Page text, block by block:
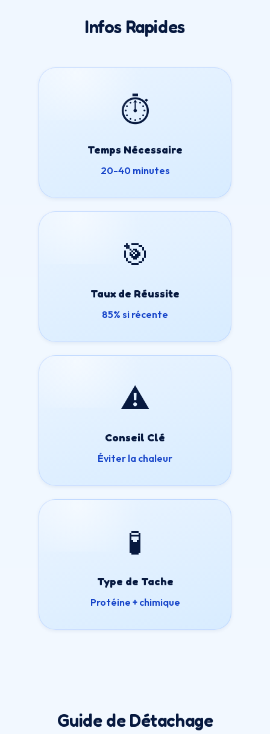
Infos Rapides
⏱️
Temps Nécessaire
20-40 minutes
🎯
Taux de Réussite
85% si récente
⚠️
Conseil Clé
Éviter la chaleur
🧪
Type de Tache
Protéine + chimique
Guide de Détachage